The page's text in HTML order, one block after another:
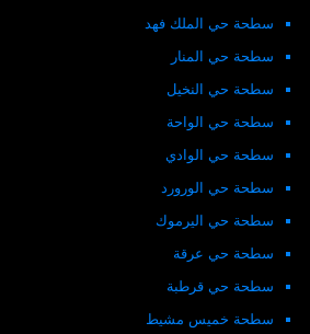
سطحة حي الملك فهد
سطحة حي المنار
سطحة حي النخيل
سطحة حي الواحة
سطحة حي الوادي
سطحة حي الورورد
سطحة حي اليرموك
سطحة حي عرقة
سطحة حي قرطبة
سطحة خميس مشيط